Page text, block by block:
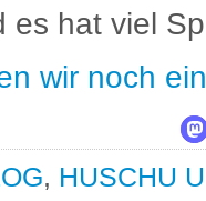
es hat viel
wir noch
, HUSCHU